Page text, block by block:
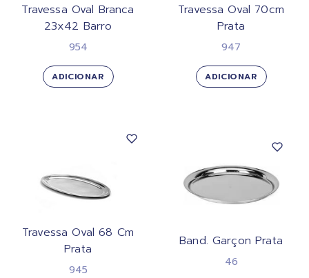
Travessa Oval Branca
23x42 Barro
954
ADICIONAR
Travessa Oval 70cm
Prata
947
ADICIONAR
Travessa Oval 68 Cm
Prata
945
Band. Garçon Prata
46